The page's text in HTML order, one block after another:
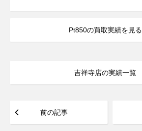
Pt850の買取実績を見る
吉祥寺店の実績一覧
前の記事